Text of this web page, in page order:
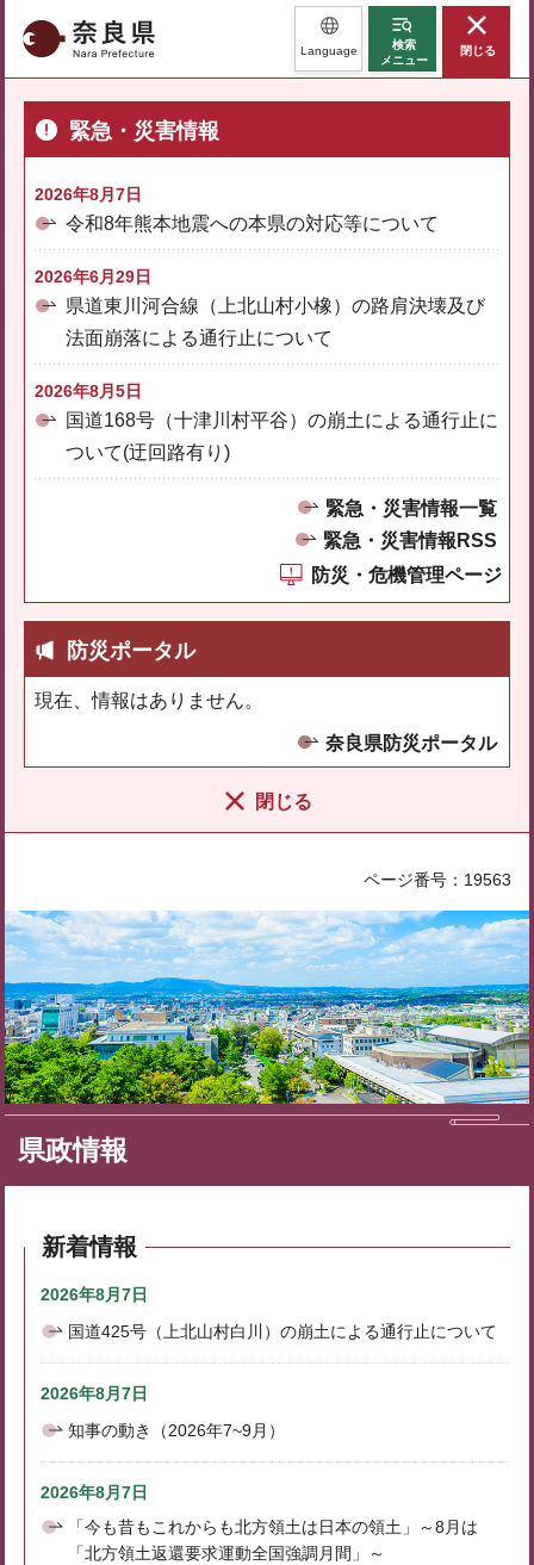
奈良県 Language
検索
メニュー
閉じる
緊急・災害情報
2026年8月7日
令和8年熊本地震への本県の対応等について
2026年6月29日
県道東川河合線（上北山村小橡）の路肩決壊及び
法面崩落による通行止について
2026年8月5日
国道168号（十津川村平谷）の崩土による通行止に
ついて(迂回路有り)
緊急・災害情報一覧
緊急・災害情報RSS
防災・危機管理ページ
防災ポータル
現在、情報はありません。
奈良県防災ポータル
閉じる
ページ番号：19563
県政情報
新着情報
2026年8月7日
国道425号（上北山村白川）の崩土による通行止について
2026年8月7日
知事の動き（2026年7~9月）
2026年8月7日
「今も昔もこれからも北方領土は日本の領土」～8月は
「北方領土返還要求運動全国強調月間」～